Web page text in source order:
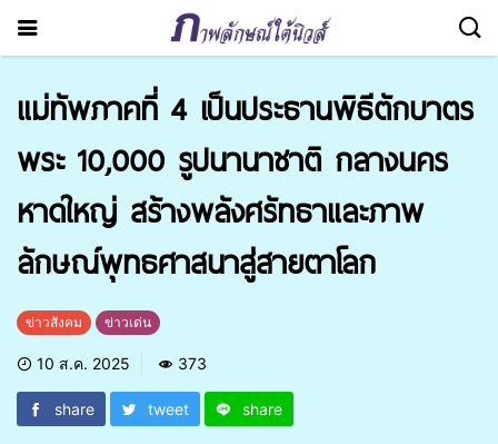
แม่ทัพภาคที่ 4 เป็นประธานพิธีตักบาตร
พระ 10,000 รูปนานาชาติ กลางนคร
หาดใหญ่ สร้างพลังศรัทธาและภาพ
ลักษณ์พุทธศาสนาสู่สายตาโลก
ข่าวสังคม ข่าวเด่น
10 ส.ค. 2025 373
share tweet share